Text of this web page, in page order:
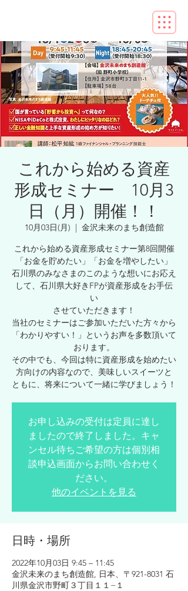
これから始める資産
形成セミナー 10月3
日（月）開催！！
10月03日(月)
  |
金沢未来のまち創造館
これから始める資産形成セミナー第8回開催
「お金を貯めたい」「お金を増やしたい」
石川県のみなさまのこのような想いにお応え
して、石川県大好きFPが資産形成をお手伝
い
させていただきます！
当社のセミナーはご参加いただいた方々から
「わかりやすい！」というお声を多数頂いて
おります。
その中でも、今回は特に資産形成を始めたい
方向けの内容なので、美味しいスイーツと
ともに、将来について一緒に学びましょう！
お申し込みの受付は定員に達し
ましたので終了しました。キャ
ンセル待ちご希望の方は個別相
談申込画面からお問い合わせく
ださい。
他のイベントを見る
日時・場所
2022年10月03日 9:45 – 11:45
金沢未来のまち創造館, 日本、〒921-8031 石
川県金沢市野町３丁目１１−１